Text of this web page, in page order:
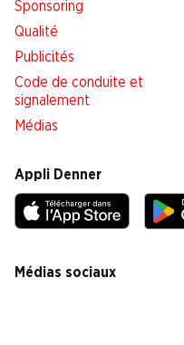
Sponsoring
Qualité
Publicités
Code de conduite et
signalement
Médias
Appli Denner
Médias sociaux